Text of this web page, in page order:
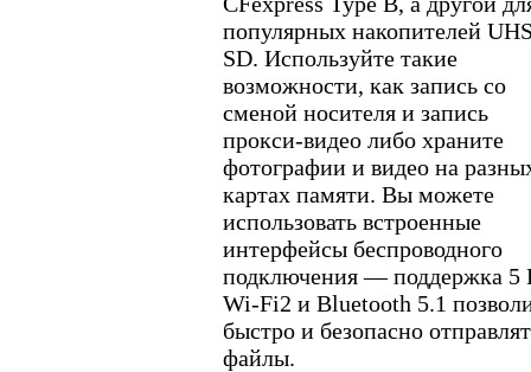
популярных накопителей
SD. Используйте такие
возможности, как запись со
сменой носителя и запись
прокси-видео либо храните
фотографии и видео на
картах памяти. Вы можете
использовать встроенные
интерфейсы беспроводного
подключения — поддержка 5
Wi-Fi2 и Bluetooth 5.1
быстро и безопасно
файлы.